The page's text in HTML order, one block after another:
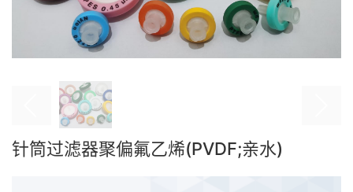
针筒过滤器聚偏氟乙烯(PVDF;亲水)